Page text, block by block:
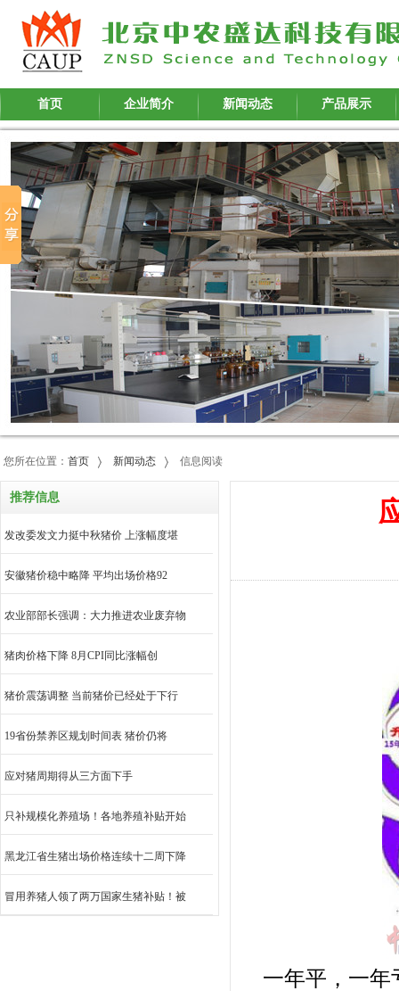
首页 企业简介 新闻动态 产品展示
您所在位置： 首页 新闻动态 信息阅读
推荐信息
发改委发文力挺中秋猪价 上涨幅度堪
安徽猪价稳中略降 平均出场价格92
农业部部长强调：大力推进农业废弃物
猪肉价格下降 8月CPI同比涨幅创
猪价震荡调整 当前猪价已经处于下行
19省份禁养区规划时间表 猪价仍将
应对猪周期得从三方面下手
只补规模化养殖场！各地养殖补贴开始
黑龙江省生猪出场价格连续十二周下降
冒用养猪人领了两万国家生猪补贴！被
一年平，一年